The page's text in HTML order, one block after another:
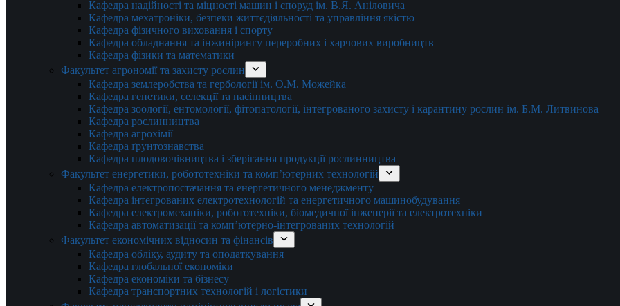
Кафедра надійності та міцності машин і споруд ім. В.Я. Аніловича
Кафедра мехатроніки, безпеки життєдіяльності та управління якістю
Кафедра фізичного виховання і спорту
Кафедра обладнання та інжинірингу переробних і харчових виробництв
Кафедра фізики та математики
Факультет агрономії та захисту рослин
Кафедра землеробства та гербології ім. О.М. Можейка
Кафедра генетики, селекції та насінництва
Кафедра зоології, ентомології, фітопатології, інтегрованого захисту і карантину рослин ім. Б.М. Литвинова
Кафедра рослинництва
Кафедра агрохімії
Кафедра ґрунтознавства
Кафедра плодовочівництва і зберігання продукції рослинництва
Факультет енергетики, робототехніки та комп’ютерних технологій
Кафедра електропостачання та енергетичного менеджменту
Кафедра інтегрованих електротехнологій та енергетичного машинобудування
Кафедра електромеханіки, робототехніки, біомедичної інженерії та електротехніки
Кафедра автоматизації та комп’ютерно-інтегрованих технологій
Факультет економічних відносин та фінансів
Кафедра обліку, аудиту та оподаткування
Кафедра глобальної економіки
Кафедра економіки та бізнесу
Кафедра транспортних технологій і логістики